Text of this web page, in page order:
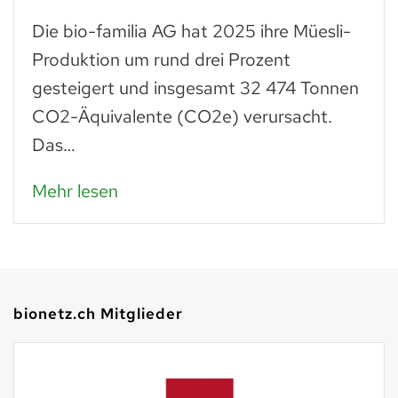
Die bio-familia AG hat 2025 ihre Müesli-
Produktion um rund drei Prozent
gesteigert und insgesamt 32 474 Tonnen
CO2-Äquivalente (CO2e) verursacht.
Das…
Mehr lesen
bionetz.ch Mitglieder